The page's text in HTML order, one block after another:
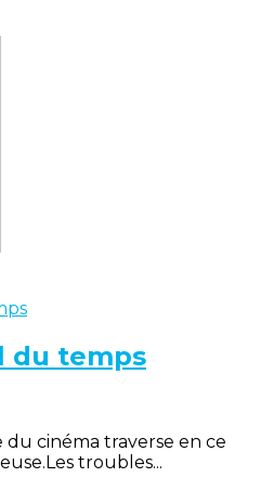
du temps
du cinéma traverse en ce
troubles...